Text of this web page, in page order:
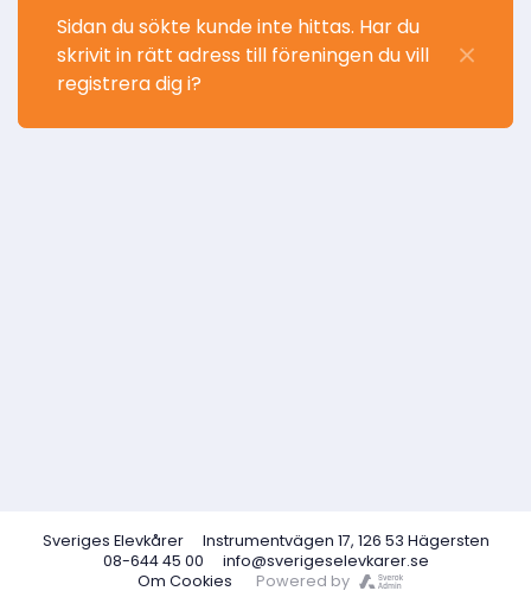
Sidan du sökte kunde inte hittas. Har du
skrivit in rätt adress till föreningen du vill
registrera dig i?
Om Cookies Powered by
Sveriges Elevkårer
Instrumentvägen 17, 126 53 Hägersten
08-644 45 00
info@sverigeselevkarer.se